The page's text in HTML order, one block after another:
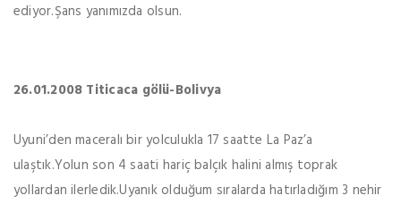
ediyor.Şans yanımızda olsun.
26.01.2008 Titicaca gölü-Bolivya
Uyuni’den maceralı bir yolculukla 17 saatte La Paz’a
ulaştık.Yolun son 4 saati hariç balçık halini almış toprak
yollardan ilerledik.Uyanık olduğum sıralarda hatırladığım 3 nehir